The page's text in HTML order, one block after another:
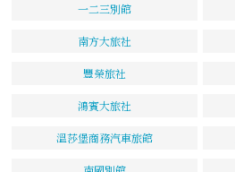
一二三別館
南方大旅社
豐榮旅社
鴻賓大旅社
溫莎堡商務汽車旅館